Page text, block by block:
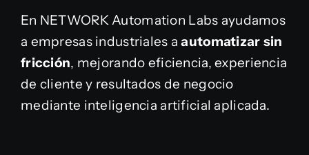
En NETWORK Automation Labs ayudamos
a empresas industriales aautomatizar sin
fricción, mejorando eficiencia, experiencia
de cliente y resultados de negocio
mediante inteligencia artificial aplicada.